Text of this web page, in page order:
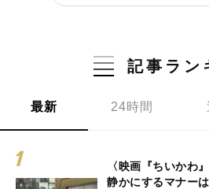
記事ラン
最新 24時間
〈映画『ちいかわ
静かにするマナー